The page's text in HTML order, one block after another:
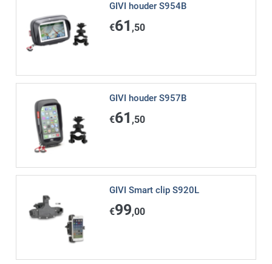
GIVI houder S954B
€61 ,50
GIVI houder S957B
€61 ,50
GIVI Smart clip S920L
€99,00